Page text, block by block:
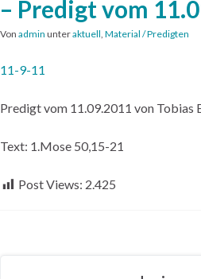
– Predigt vom
Von admin unteraktuell, Material / Predigten
11-9-11
Predigt vom 11.09.2011 von Tobias
Text: 1.Mose 50,15-21
Post Views: 2.425